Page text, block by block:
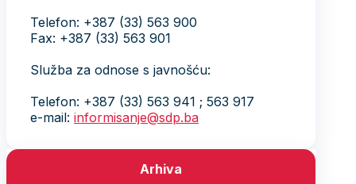
Telefon: +387 (33) 563 900
Fax: +387 (33) 563 901
Služba za odnose s javnošću:
Telefon: +387 (33) 563 941 ; 563 917
e-mail: informisanje@sdp.ba
Arhiva